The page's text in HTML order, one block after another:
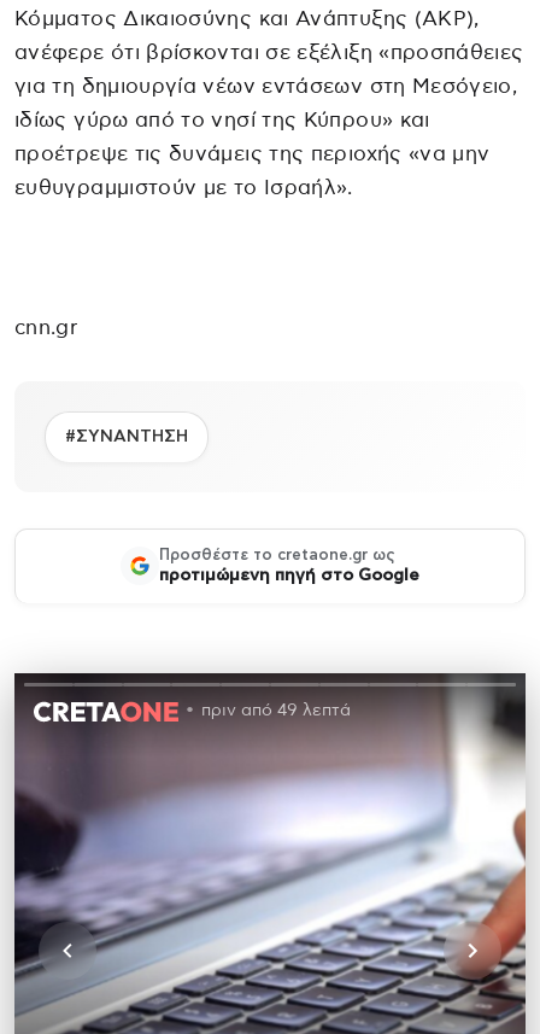
Κόμματος Δικαιοσύνης και Ανάπτυξης (AKP),
ανέφερε ότι βρίσκονται σε εξέλιξη «προσπάθειες
για τη δημιουργία νέων εντάσεων στη Μεσόγειο,
ιδίως γύρω από το νησί της Κύπρου» και
προέτρεψε τις δυνάμεις της περιοχής «να μην
ευθυγραμμιστούν με το Ισραήλ».
cnn.gr
#ΣΥΝΑΝΤΗΣΗ
Προσθέστε το cretaone.gr ως
προτιμώμενη πηγή στο Google
πριν από 49 λεπτά